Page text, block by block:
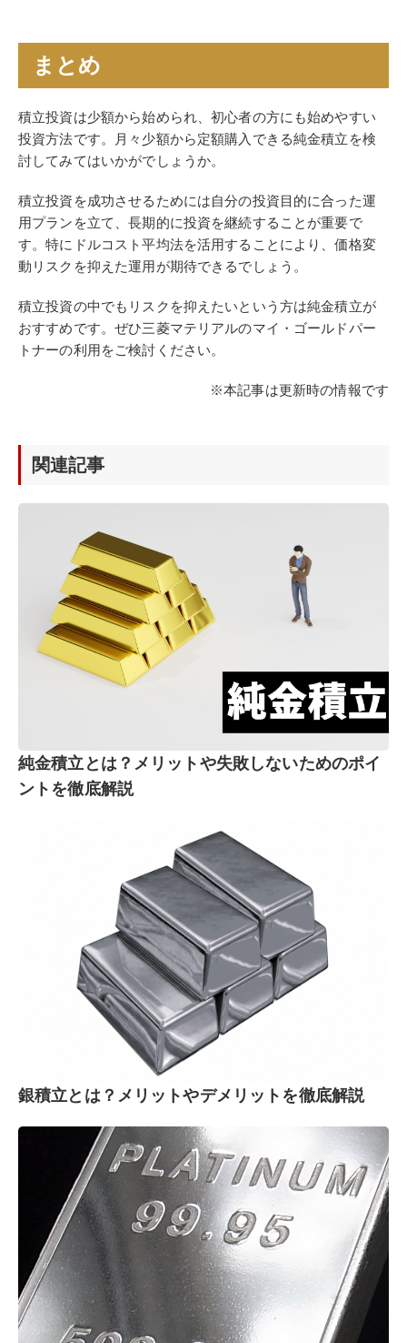
まとめ
積立投資は少額から始められ、初心者の方にも始めやすい
投資方法です。月々少額から定額購入できる純金積立を検
討してみてはいかがでしょうか。
積立投資を成功させるためには自分の投資目的に合った運
用プランを立て、長期的に投資を継続することが重要で
す。特にドルコスト平均法を活用することにより、価格変
動リスクを抑えた運用が期待できるでしょう。
積立投資の中でもリスクを抑えたいという方は純金積立が
おすすめです。ぜひ三菱マテリアルのマイ・ゴールドパー
トナーの利用をご検討ください。
※本記事は更新時の情報です
関連記事
純金積立とは？メリットや失敗しないためのポイ
ントを徹底解説
銀積立とは？メリットやデメリットを徹底解説